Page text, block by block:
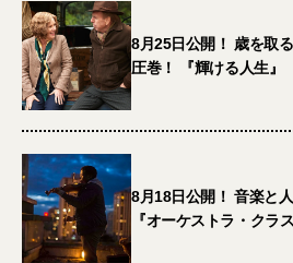
8月25日公開！ 歳を取
圧巻！ 『輝ける人生』
8月18日公開！ 音楽と
『オーケストラ・クラス